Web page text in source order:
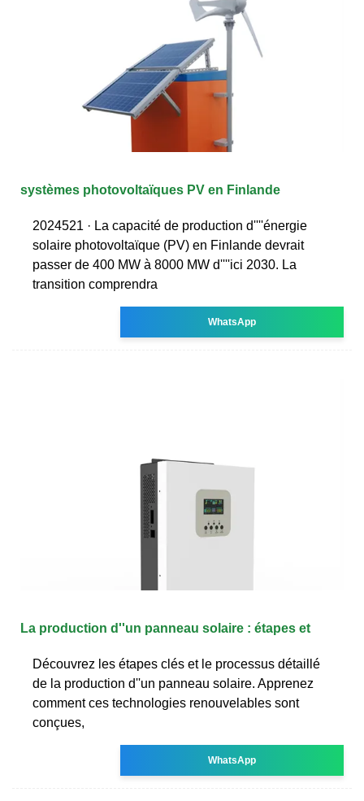
systèmes photovoltaïques PV en Finlande
2024521 · La capacité de production d''''énergie
solaire photovoltaïque (PV) en Finlande devrait
passer de 400 MW à 8000 MW d''''ici 2030. La
transition comprendra
WhatsApp
La production d''un panneau solaire : étapes et
Découvrez les étapes clés et le processus détaillé
de la production d''un panneau solaire. Apprenez
comment ces technologies renouvelables sont
conçues,
WhatsApp